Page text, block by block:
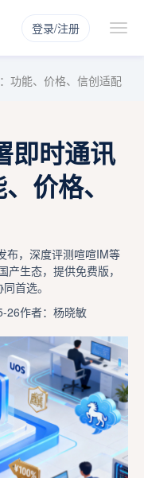
登录/注册
功能、价格、信创适配
即时通讯
价格、
布，深度评测喧喧IM等
生态，提供免费版，
首选。
26作者：杨晓敏